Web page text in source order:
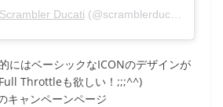
Scrambler Ducati (@scramblerducati) on
にはベーシックなICONのデザインが
Throttleも欲しい！;;;^^)
キャンペーンページ